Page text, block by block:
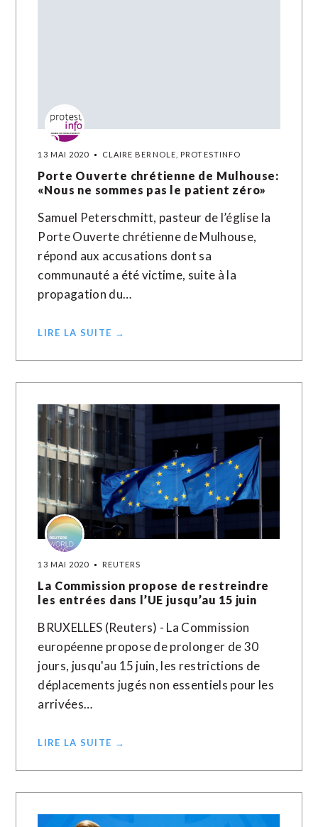
13 MAI 2020 CLAIRE BERNOLE, PROTESTINFO
Porte Ouverte chrétienne de Mulhouse:
«Nous ne sommes pas le patient zéro»
Samuel Peterschmitt, pasteur de l’église la
Porte Ouverte chrétienne de Mulhouse,
répond aux accusations dont sa
communauté a été victime, suite à la
propagation du…
LIRE LA SUITE →
13 MAI 2020 REUTERS
La Commission propose de restreindre
les entrées dans l’UE jusqu’au 15 juin
BRUXELLES (Reuters) - La Commission
européenne propose de prolonger de 30
jours, jusqu'au 15 juin, les restrictions de
déplacements jugés non essentiels pour les
arrivées…
LIRE LA SUITE →